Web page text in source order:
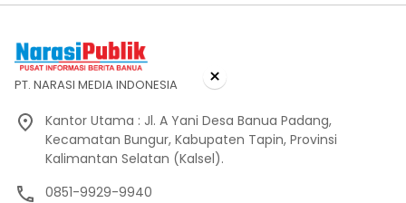
PT. NARASI MEDIA INDONESIA
Kantor Utama : Jl. A Yani Desa Banua Padang,
Kecamatan Bungur, Kabupaten Tapin, Provinsi
Kalimantan Selatan (Kalsel).
0851-9929-9940
×